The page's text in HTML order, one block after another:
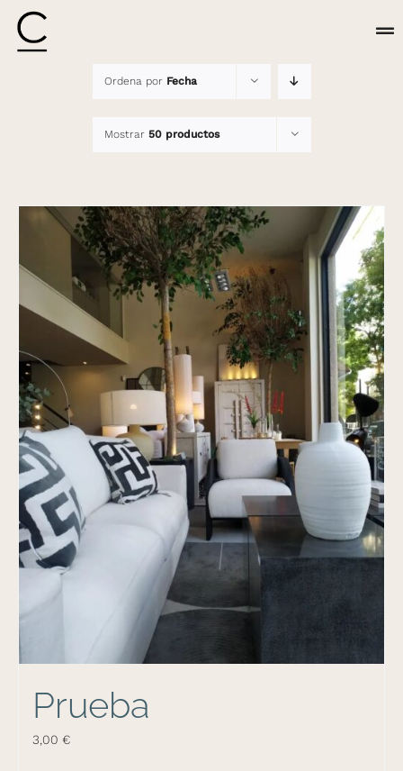
Saltar
contenido
Ordena por Fecha
Mostrar 50 productos
Prueba
3,00 €